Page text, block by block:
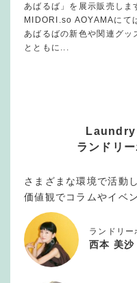
あばるば」を展示販売しま
MIDORI.so AOYAMAにて
あばるばの新色や関連グッ
とともに...
ランドリ
さまざまな環境で活動
価値観でコラムやイベ
ランドリー
西本 美沙